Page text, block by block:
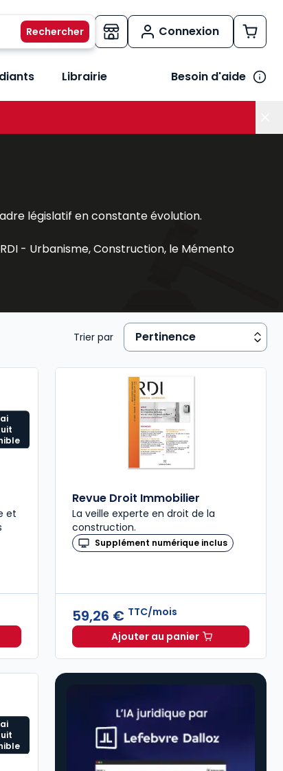
Connexion
sous-menu Vos besoins
Librairie Besoin d'aide
législatif en constante évolution.
RDI - Urbanisme, Construction, le Mémento
Trier par
et
immobilière à 212,37 €HT/mois
Revue Droit Immobilier
La veille experte en droit de la
construction.
Supplément numérique inclus
59,26 € TTC/mois
Ajouter au panierRevue Droit Immobilier